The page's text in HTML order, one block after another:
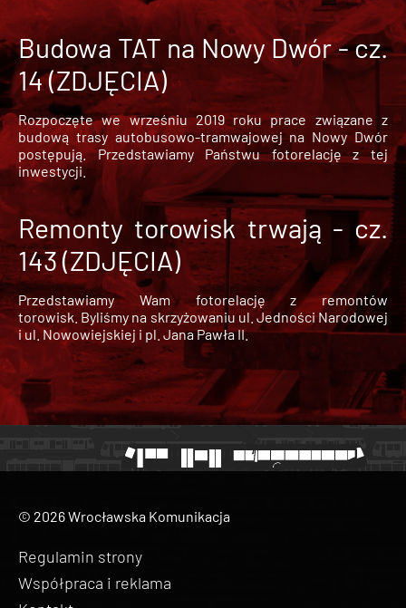
Budowa TAT na Nowy Dwór - cz.
14 (ZDJĘCIA)
Rozpoczęte we wrześniu 2019 roku prace związane z
budową trasy autobusowo-tramwajowej na Nowy Dwór
postępują. Przedstawiamy Państwu fotorelację z tej
inwestycji.
Remonty torowisk trwają - cz.
143 (ZDJĘCIA)
Przedstawiamy Wam fotorelację z remontów
torowisk. Byliśmy na skrzyżowaniu ul. Jedności Narodowej
i ul. Nowowiejskiej i pl. Jana Pawła II.
© 2026 Wrocławska Komunikacja
Regulamin strony
Współpraca i reklama